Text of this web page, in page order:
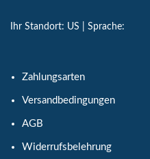
Ihr Standort: US | Sprache:
Zahlungsarten
Versandbedingungen
AGB
Widerrufsbelehrung